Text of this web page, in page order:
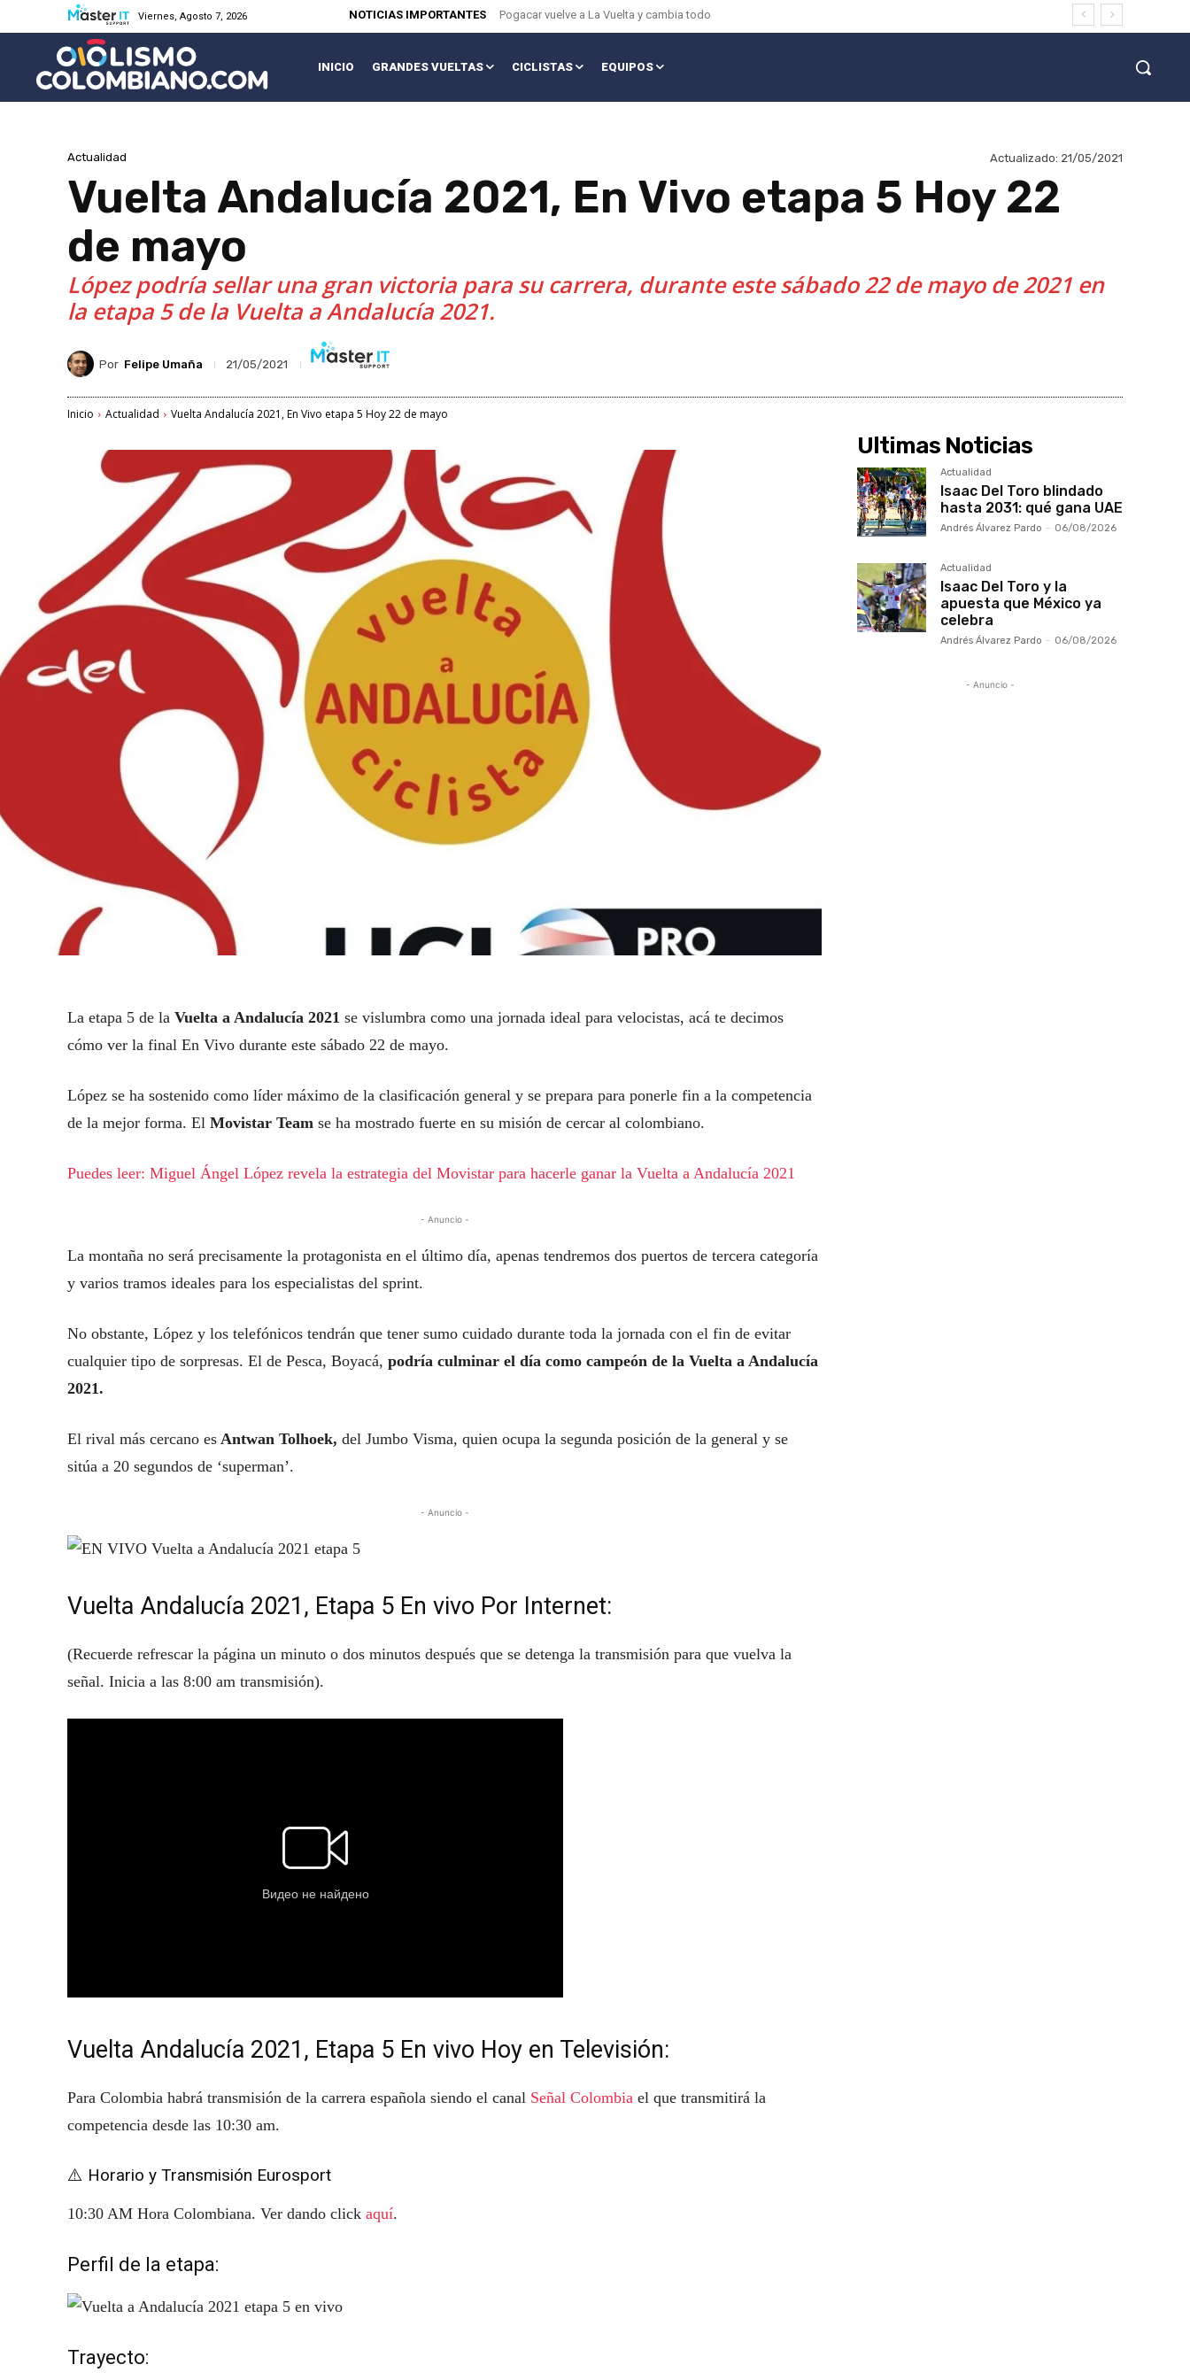
Viernes, Agosto 7, 2026 NOTICIAS IMPORTANTES Pogacar vuelve a La Vuelta y cambia todo
INICIO GRANDES VUELTAS CICLISTAS EQUIPOS
Actualidad Actualizado: 21/05/2021
Vuelta Andalucía 2021, En Vivo etapa 5 Hoy 22
de mayo
López podría sellar una gran victoria para su carrera, durante este sábado 22 de mayo de 2021 en
la etapa 5 de la Vuelta a Andalucía 2021.
Por Felipe Umaña 21/05/2021
Inicio Actualidad Vuelta Andalucía 2021, En Vivo etapa 5 Hoy 22 de mayo
La etapa 5 de la Vuelta a Andalucía 2021 se vislumbra como una jornada ideal para velocistas, acá te decimos
cómo ver la final En Vivo durante este sábado 22 de mayo.
López se ha sostenido como líder máximo de la clasificación general y se prepara para ponerle fin a la competencia
de la mejor forma. El Movistar Team se ha mostrado fuerte en su misión de cercar al colombiano.
Puedes leer: Miguel Ángel López revela la estrategia del Movistar para hacerle ganar la Vuelta a Andalucía 2021
- Anuncio -
La montaña no será precisamente la protagonista en el último día, apenas tendremos dos puertos de tercera categoría
y varios tramos ideales para los especialistas del sprint.
No obstante, López y los telefónicos tendrán que tener sumo cuidado durante toda la jornada con el fin de evitar
cualquier tipo de sorpresas. El de Pesca, Boyacá, podría culminar el día como campeón de la Vuelta a Andalucía
2021.
El rival más cercano es Antwan Tolhoek, del Jumbo Visma, quien ocupa la segunda posición de la general y se
sitúa a 20 segundos de ‘superman’.
- Anuncio -
Vuelta Andalucía 2021, Etapa 5 En vivo Por Internet:
(Recuerde refrescar la página un minuto o dos minutos después que se detenga la transmisión para que vuelva la
señal. Inicia a las 8:00 am transmisión).
Vuelta Andalucía 2021, Etapa 5 En vivo Hoy en Televisión:
Para Colombia habrá transmisión de la carrera española siendo el canal Señal Colombia el que transmitirá la
competencia desde las 10:30 am.
⚠️ Horario y Transmisión Eurosport
10:30 AM Hora Colombiana. Ver dando click aquí.
Perfil de la etapa:
Trayecto:
Ultimas Noticias
Actualidad
Isaac Del Toro blindado
hasta 2031: qué gana UAE
Andrés Álvarez Pardo - 06/08/2026
Actualidad
Isaac Del Toro y la
apuesta que México ya
celebra
Andrés Álvarez Pardo - 06/08/2026
- Anuncio -